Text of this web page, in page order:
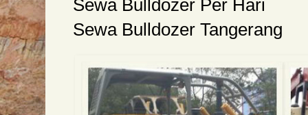
Sewa Bulldozer Per Hari
Sewa Bulldozer Tangerang